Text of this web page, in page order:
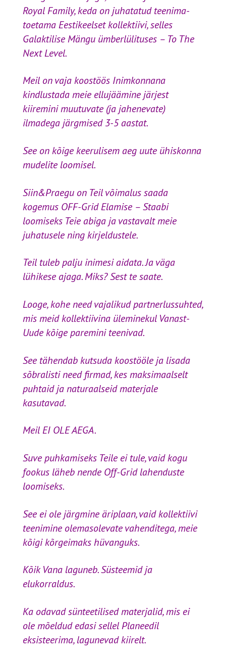
Royal Family, keda on juhatatud teenima-
toetama Eestikeelset kollektiivi, selles
Galaktilise Mängu ümberlülituses – To The
Next Level.
Meil on vaja koostöös Inimkonnana
kindlustada meie ellujäämine järjest
kiiremini muutuvate (ja jahenevate)
ilmadega järgmised 3-5 aastat.
See on kõige keerulisem aeg uute ühiskonna
mudelite loomisel.
Siin&Praegu on Teil võimalus saada
kogemus OFF-Grid Elamise – Staabi
loomiseks Teie abiga ja vastavalt meie
juhatusele ning kirjeldustele.
Teil tuleb palju inimesi aidata. Ja väga
lühikese ajaga. Miks? Sest te saate.
Looge, kohe need vajalikud partnerlussuhted,
mis meid kollektiivina üleminekul Vanast-
Uude kõige paremini teenivad.
See tähendab kutsuda koostööle ja lisada
sõbralisti need firmad, kes maksimaalselt
puhtaid ja naturaalseid materjale
kasutavad.
Meil EI OLE AEGA.
Suve puhkamiseks Teile ei tule, vaid kogu
fookus läheb nende Off-Grid lahenduste
loomiseks.
See ei ole järgmine äriplaan, vaid kollektiivi
teenimine olemasolevate vahenditega, meie
kõigi kõrgeimaks hüvanguks.
Kõik Vana laguneb. Süsteemid ja
elukorraldus.
Ka odavad sünteetilised materjalid, mis ei
ole mõeldud edasi sellel Planeedil
eksisteerima, lagunevad kiirelt.